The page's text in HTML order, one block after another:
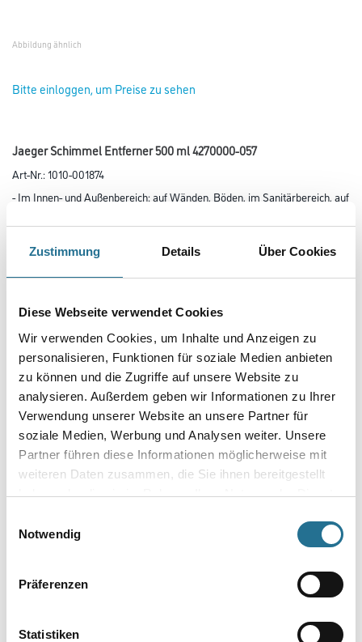
Zustimmung Details Über Cookies
Diese Webseite verwendet Cookies
Wir verwenden Cookies, um Inhalte und Anzeigen zu
personalisieren, Funktionen für soziale Medien anbieten
zu können und die Zugriffe auf unsere Website zu
analysieren. Außerdem geben wir Informationen zu Ihrer
Verwendung unserer Website an unsere Partner für
soziale Medien, Werbung und Analysen weiter. Unsere
Partner führen diese Informationen möglicherweise mit
weiteren Daten zusammen, die Sie ihnen bereitgestellt
haben oder die sie im Rahmen Ihrer Nutzung der Dienste
Notwendig
Präferenzen
Statistiken
Abbildung ähnlich
Bitte einloggen, um Preise zu sehen
Jaeger Schimmel Entferner 500 ml 4270000-057
Art-Nr.:1010-001874
- Im Innen- und Außenbereich: auf Wänden, Böden, im Sanitärbereich, auf
Auf mineralischen Untergründen wie z.B. Beton, Ziegel, Putz, Fliesen.
Farbtonbezeichnung
Umrechnungsfaktoren